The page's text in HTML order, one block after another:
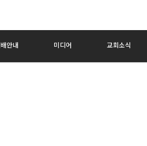
안내 미디어 교회소식